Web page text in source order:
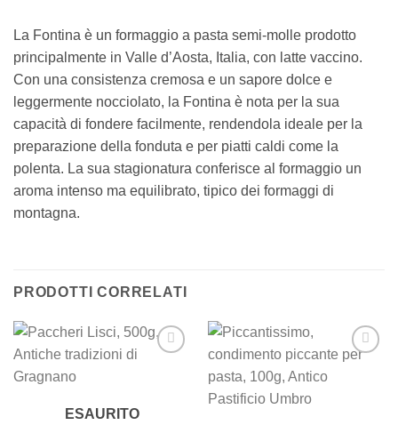
La Fontina è un formaggio a pasta semi-molle prodotto
principalmente in Valle d’Aosta, Italia, con latte vaccino.
Con una consistenza cremosa e un sapore dolce e
leggermente nocciolato, la Fontina è nota per la sua
capacità di fondere facilmente, rendendola ideale per la
preparazione della fonduta e per piatti caldi come la
polenta. La sua stagionatura conferisce al formaggio un
aroma intenso ma equilibrato, tipico dei formaggi di
montagna.
PRODOTTI CORRELATI
ESAURITO